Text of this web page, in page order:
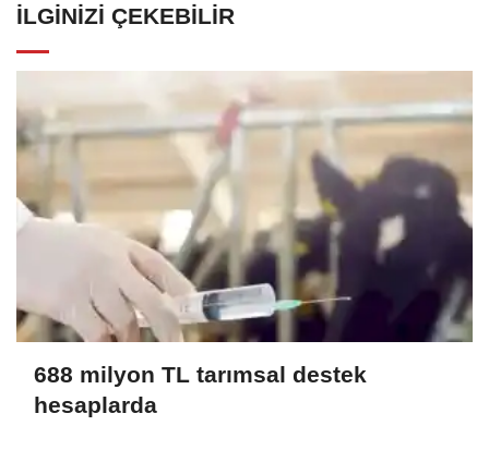
İLGINIZI ÇEKEBILIR
688 milyon TL tarımsal destek
hesaplarda